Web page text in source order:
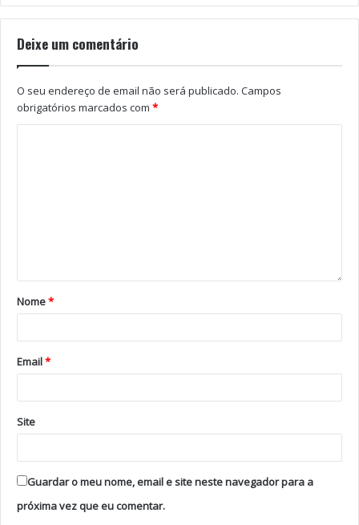
Há legos amarelos que bailam, rolos de papel higiénico,
camioneta de papelão cheia de gente. Monstros e não
monstros.
Ovar
Deixe um comentário
O seu endereço de email não será publicado. Campos
obrigatórios marcados com *
Nome*
Email*
Site
Guardar o meu nome, email e site neste navegador para a
próxima vez que eu comentar.